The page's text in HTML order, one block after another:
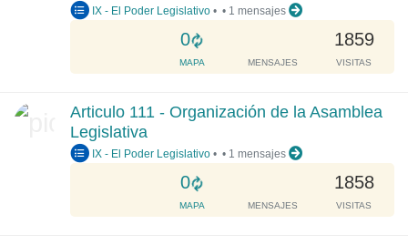
g
.
.
.
IX - El Poder Legislativo •
0
L
o
a
i
g
.
.
.
MAPA MENSAJES
1859
VISITAS
• 1 mensajes
Articulo 111 - Organización de la Asamblea
Legislativa
IX - El Poder Legislativo •
0
L
o
a
MAPA MENSAJES
1858
VISITAS
• 1 mensajes